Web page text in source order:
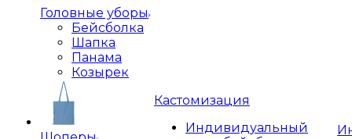
Головные уборы
Бейсболка
Шапка
Панама
Козырек
Кастомизация
Индивидуальный